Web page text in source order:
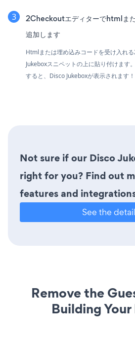
2Checkoutエディターでhtmlま
追加します
Htmlまたは埋め込みコードを受け入れ
Jukeboxスニペットの上に貼り付けます
すると、Disco Jukeboxが表示されます！
Not sure if our Disco
right for you? Find out
features and
See the
Remove the
Building Your